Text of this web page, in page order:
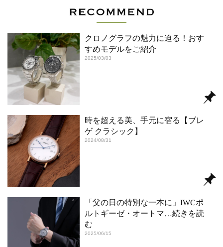
クロノグラフの魅力に迫る！おす
すめモデルをご紹介
2025/03/03
時を超える美、手元に宿る【ブレ
ゲ クラシック】
2024/08/31
「父の日の特別な一本に」IWCポ
ルトギーゼ・オートマ…続きを読
む
2025/06/15